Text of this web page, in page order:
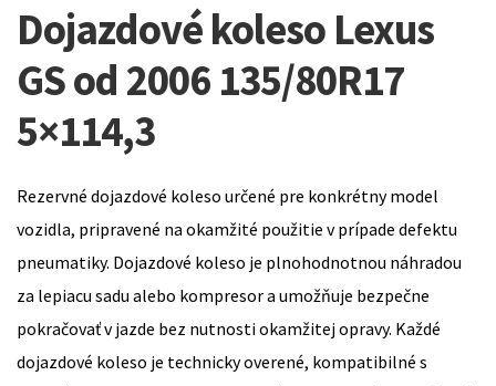
Dojazdové koleso Lexus
GS od 2006 135/80R17
5×114,3
Rezervné dojazdové koleso určené pre konkrétny model
vozidla, pripravené na okamžité použitie v prípade defektu
pneumatiky. Dojazdové koleso je plnohodnotnou náhradou
za lepiacu sadu alebo kompresor a umožňuje bezpečne
pokračovať v jazde bez nutnosti okamžitej opravy. Každé
dojazdové koleso je technicky overené, kompatibilné s